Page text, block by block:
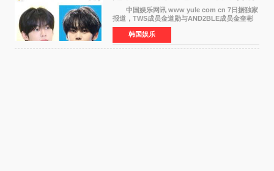
MC席位
中国娱乐网讯 www yule com cn 7日据独家
报道，TWS成员金道勋与AND2BLE成员金奎彬
将于8月离开《音乐中心》MC的位置。 金道
勋与金奎彬于去年3月与H2H A-NA一起被选为
《音乐中心》MC，约1
韩国娱乐